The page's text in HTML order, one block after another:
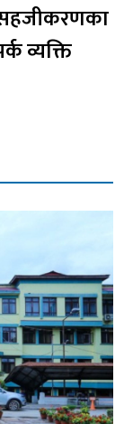
सहजीकरणका
व्यक्ति